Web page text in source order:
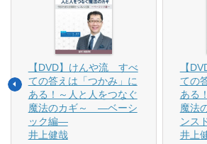
【DVD】けんや流 すべ
ての答えは「つかみ」に
ある！～人と人をつなぐ
魔法のカギ～ ―ベーシ
ック編―
井上健哉
【
ての
ある
魔法
ンス
井上